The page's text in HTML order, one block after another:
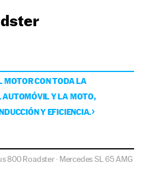
MOTOR CON TODA LA
Y LA MOTO,
Y EFICIENCIA.
800 Roadster· Mercedes SL 65 AMG